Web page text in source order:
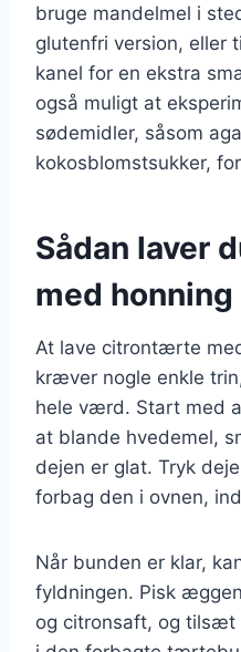
bruge mandelmel i
glutenfri version, eller
kanel for en ekstra
også muligt at
sødemidler, såsom
kokosblomstsukker,
Sådan laver
med
At lave citrontærte
kræver nogle enkle
hele værd. Start med
at blande hvedemel,
dejen er glat. Tryk
forbag den i ovnen,
Når bunden er klar,
fyldningen. Pisk
og citronsaft, og